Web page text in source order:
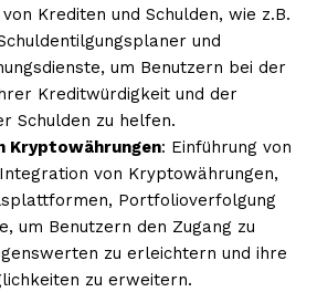
Krediten und Schulden, wie z.B.
und
um Benutzern bei der
Kreditwürdigkeit und der
Schulden zu helfen.
Kryptowährungen: Einführung von
von Kryptowährungen,
Portfolioverfolgung
um Benutzern den Zugang zu
zu erleichtern und ihre
zu erweitern.